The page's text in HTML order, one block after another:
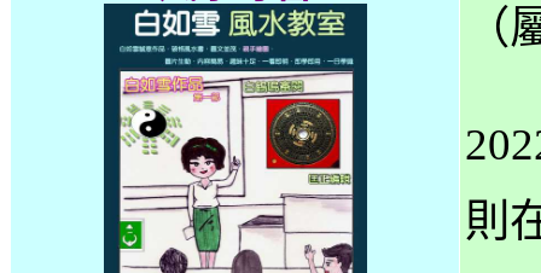
則